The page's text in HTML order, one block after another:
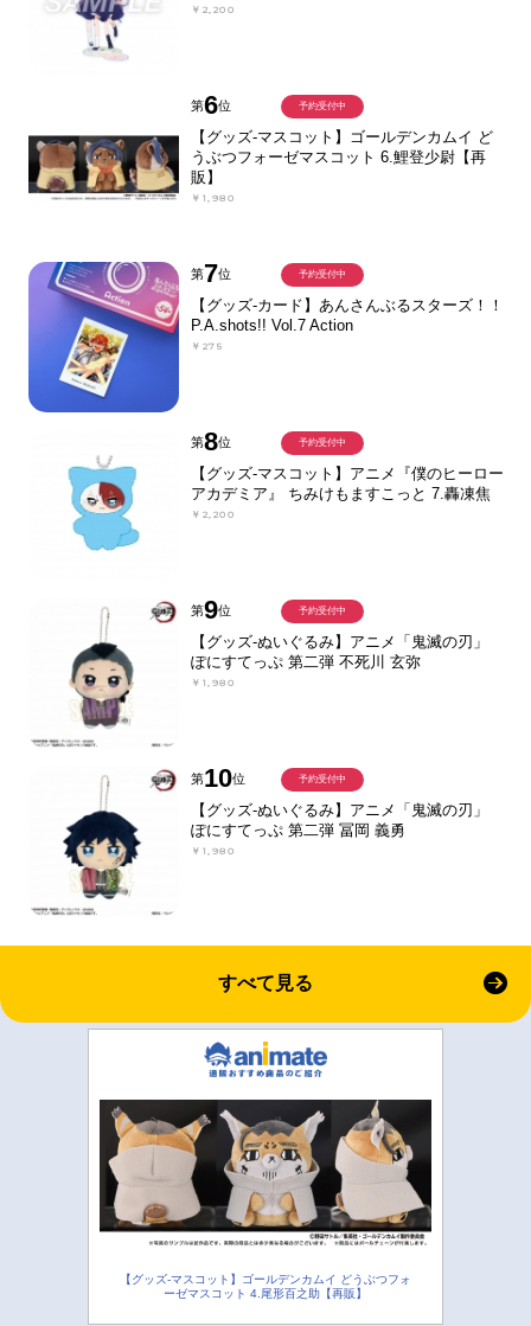
￥2,200
第6位
【グッズ-マスコット】ゴールデンカムイ ど
うぶつフォーゼマスコット 6.鯉登少尉【再
販】
￥1,980
予約受付中
第7位
【グッズ-カード】あんさんぶるスターズ！！
P.A.shots!! Vol.7 Action
￥275
予約受付中
第8位
【グッズ-マスコット】アニメ『僕のヒーロー
アカデミア』 ちみけもますこっと 7.轟凍焦
￥2,200
予約受付中
第9位
【グッズ-ぬいぐるみ】アニメ「鬼滅の刃」
ぽにすてっぷ 第二弾 不死川 玄弥
￥1,980
予約受付中
第10位
【グッズ-ぬいぐるみ】アニメ「鬼滅の刃」
ぽにすてっぷ 第二弾 冨岡 義勇
￥1,980
予約受付中
すべて見る
【グッズ-マスコット】ゴールデンカムイ どうぶつフォ
ーゼマスコット 4.尾形百之助【再販】